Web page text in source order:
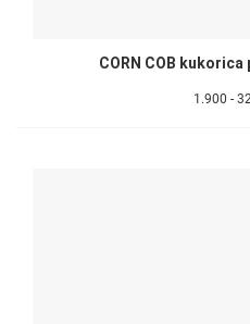
CORN COB
1.900 -